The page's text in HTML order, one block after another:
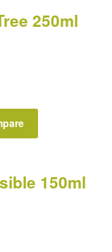
250ml
150ml